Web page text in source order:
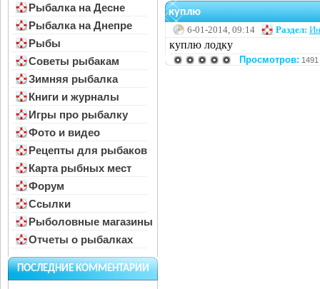
Рыбалка на Десне
Рыбалка на Днепре
Рыбы
Советы рыбакам
Зимняя рыбалка
Книги и журналы
Игры про рыбалку
Фото и видео
Рецепты для рыбаков
Карта рыбных мест
Форум
Ссылки
Рыболовные магазины
Отчеты о рыбалках
ПОСЛЕДНИЕ КОММЕНТАРИИ
куплю
6-01-2014, 09:14 Раздел:
куплю лодку
Просмотров: